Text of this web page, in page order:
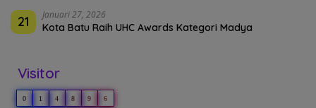
21 Januari 27, 2026
Kota Batu Raih UHC Awards Kategori Madya
Visitor
0 1 4 8 9 6